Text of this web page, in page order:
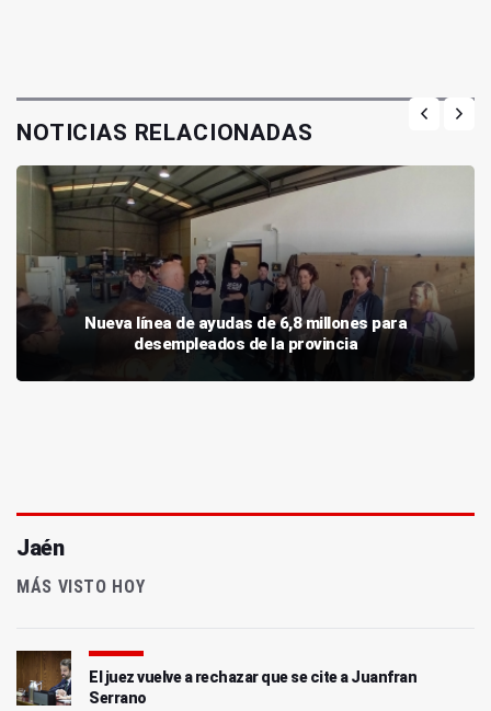
NOTICIAS RELACIONADAS
Nueva línea de ayudas de 6,8 millones para
desempleados de la provincia
Jaén
MÁS VISTO HOY
El juez vuelve a rechazar que se cite a Juanfran
Serrano